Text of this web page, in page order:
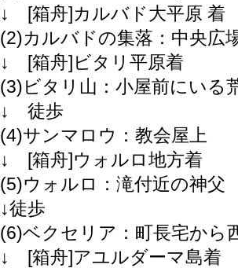
↓ [箱舟]カルバド大平原 着
(2)カルバドの集落：中央広
↓ [箱舟]ビタリ平原着
(3)ビタリ山：小屋前にいる
↓ 徒歩
(4)サンマロウ：教会屋上
↓ [箱舟]ウォルロ地方着
(5)ウォルロ：滝付近の神父
↓徒歩
(6)ベクセリア：町長宅から
↓ [箱舟]アユルダーマ島着